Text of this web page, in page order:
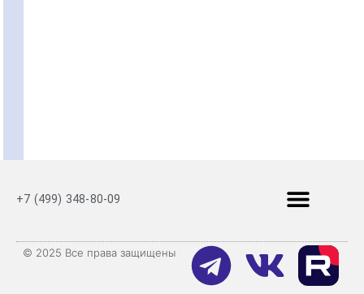
+7 (499) 348-80-09
© 2025 Все права защищены